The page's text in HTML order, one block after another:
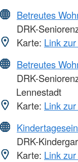
Betreutes
DRK-
Karte: Link
Betreutes
DRK-
Lennestadt
Karte: Link
DRK-
Karte: Link